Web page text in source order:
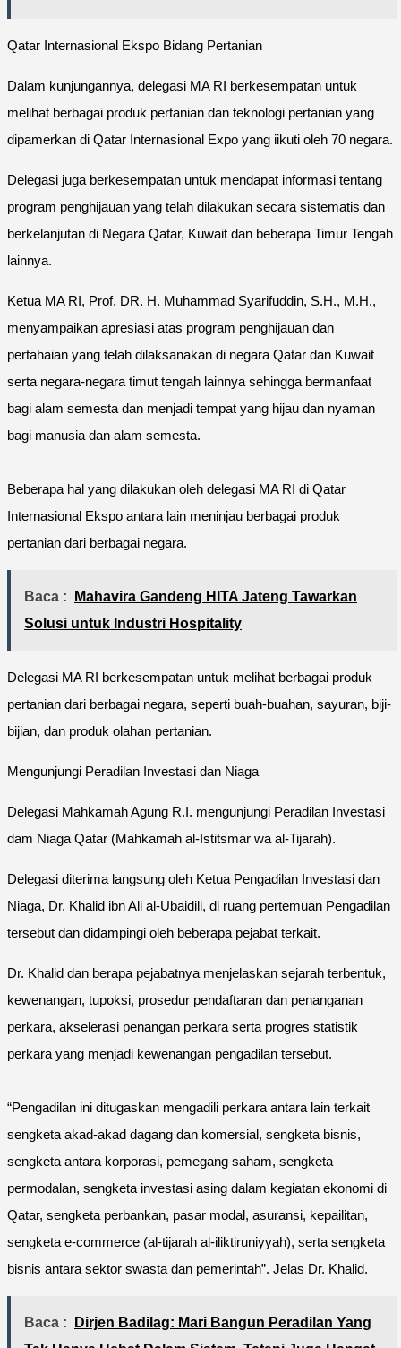
Qatar Internasional Ekspo Bidang Pertanian
Dalam kunjungannya, delegasi MA RI berkesempatan untuk
melihat berbagai produk pertanian dan teknologi pertanian yang
dipamerkan di Qatar Internasional Expo yang iikuti oleh 70 negara.
Delegasi juga berkesempatan untuk mendapat informasi tentang
program penghijauan yang telah dilakukan secara sistematis dan
berkelanjutan di Negara Qatar, Kuwait dan beberapa Timur Tengah
lainnya.
Ketua MA RI, Prof. DR. H. Muhammad Syarifuddin, S.H., M.H.,
menyampaikan apresiasi atas program penghijauan dan
pertahaian yang telah dilaksanakan di negara Qatar dan Kuwait
serta negara-negara timut tengah lainnya sehingga bermanfaat
bagi alam semesta dan menjadi tempat yang hijau dan nyaman
bagi manusia dan alam semesta.
Beberapa hal yang dilakukan oleh delegasi MA RI di Qatar
Internasional Ekspo antara lain meninjau berbagai produk
pertanian dari berbagai negara.
Baca :
Mahavira Gandeng HITA Jateng Tawarkan
Solusi untuk Industri Hospitality
Delegasi MA RI berkesempatan untuk melihat berbagai produk
pertanian dari berbagai negara, seperti buah-buahan, sayuran, biji-
bijian, dan produk olahan pertanian.
Mengunjungi Peradilan Investasi dan Niaga
Delegasi Mahkamah Agung R.I. mengunjungi Peradilan Investasi
dam Niaga Qatar (Mahkamah al-Istitsmar wa al-Tijarah).
Delegasi diterima langsung oleh Ketua Pengadilan Investasi dan
Niaga, Dr. Khalid ibn Ali al-Ubaidili, di ruang pertemuan Pengadilan
tersebut dan didampingi oleh beberapa pejabat terkait.
Dr. Khalid dan berapa pejabatnya menjelaskan sejarah terbentuk,
kewenangan, tupoksi, prosedur pendaftaran dan penanganan
perkara, akselerasi penangan perkara serta progres statistik
perkara yang menjadi kewenangan pengadilan tersebut.
“Pengadilan ini ditugaskan mengadili perkara antara lain terkait
sengketa akad-akad dagang dan komersial, sengketa bisnis,
sengketa antara korporasi, pemegang saham, sengketa
permodalan, sengketa investasi asing dalam kegiatan ekonomi di
Qatar, sengketa perbankan, pasar modal, asuransi, kepailitan,
sengketa e-commerce (al-tijarah al-iliktiruniyyah), serta sengketa
bisnis antara sektor swasta dan pemerintah”. Jelas Dr. Khalid.
Baca :
Dirjen Badilag: Mari Bangun Peradilan Yang